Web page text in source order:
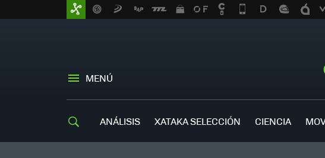
MENÚ
ANÁLISIS XATAKA SELECCIÓN CIENCIA